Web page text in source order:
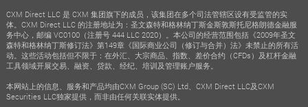
CXM Direct LLC 是 CXM 集团旗下的成员，该集团在多个司法管辖区设有受监管的实
体。CXM Direct LLC 的注册地址为：圣文森特和格林纳丁斯金斯敦斯托尼格朗德金融服
务中心，邮编 VC0100（注册号 444 LLC 2020）。本公司的经营范围包括《2009年圣文
森特和格林纳丁斯修订法》第149章《国际商业公司（修订与合并）法》未禁止的所有活
动。这些活动包括但不限于：在外汇、大宗商品、指数、差价合约（CFDs）及杠杆金融
工具领域开展交易、融资、贷款、经纪、培训及管理账户服务。
本网站上的信息、服务和产品均由CXM Group (SC) Ltd、CXM Direct LLC及CXM
Securities LLC独家提供，而非由任何关联实体提供。